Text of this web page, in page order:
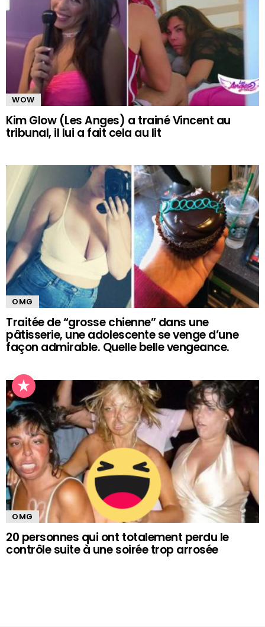
WOW
Kim Glow (Les Anges) a trainé Vincent au
tribunal, il lui a fait cela au lit
OMG
Traitée de “grosse chienne” dans une
pâtisserie, une adolescente se venge d’une
façon admirable. Quelle belle vengeance.
OMG
20 personnes qui ont totalement perdu le
contrôle suite à une soirée trop arrosée